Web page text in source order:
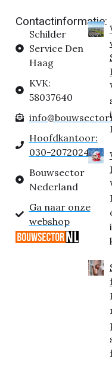
Contactinformatie:
Schilder
Service Den
Haag
KVK:
58037640
Hoofdkantoor:
030-2072024
Bouwsector
Nederland
Ga naar onze
webshop